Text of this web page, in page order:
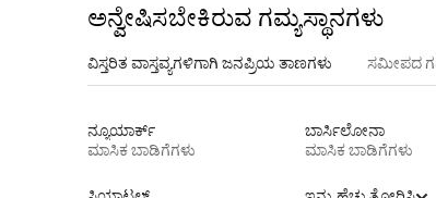
ಅನ್ವೇಷಿಸಬೇಕಿರುವ ಗಮ್ಯಸ್ಥಾನಗಳು
ವಿಸ್ತರಿತ ವಾಸ್ತವ್ಯಗಳಿಗಾಗಿ ಜನಪ್ರಿಯ ತಾಣಗಳು ಸಮೀಪದ
ನ್ಯೂಯಾರ್ಕ್
ಮಾಸಿಕ ಬಾಡಿಗೆಗಳು
ಬಾರ್ಸಿಲೋನಾ
ಮಾಸಿಕ ಬಾಡಿಗೆಗಳು